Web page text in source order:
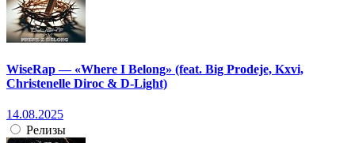
WiseRap — «Where I Belong» (feat. Big Prodeje, Kxvi,
Christenelle Diroc & D-Light)
14.08.2025
Релизы